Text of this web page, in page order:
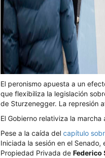
El peronismo apuesta a un
que flexibiliza la legislación
de Sturzenegger. La represión
El Gobierno relativiza la
Pese a la caída del capítulo
Iniciada la sesión en el
Propiedad Privada de Federico